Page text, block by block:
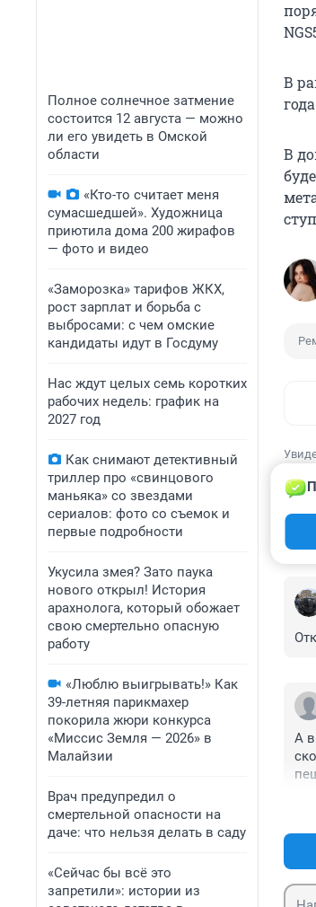
Полное солнечное затмение
состоится 12 августа — можно
ли его увидеть в Омской
области
«Кто-то считает меня
сумасшедшей». Художница
приютила дома 200 жирафов
— фото и видео
«Заморозка» тарифов ЖКХ,
рост зарплат и борьба с
выбросами: с чем омские
кандидаты идут в Госдуму
Нас ждут целых семь коротких
рабочих недель: график на
2027 год
Как снимают детективный
триллер про «свинцового
маньяка» со звездами
сериалов: фото со съемок и
первые подробности
Укусила змея? Зато паука
нового открыл! История
арахнолога, который обожает
свою смертельно опасную
работу
«Люблю выигрывать!» Как
39-летняя парикмахер
покорила жюри конкурса
«Миссис Земля — 2026» в
Малайзии
Врач предупредил о
смертельной опасности на
даче: что нельзя делать в саду
«Сейчас бы всё это
запретили»: истории из
В
В
А